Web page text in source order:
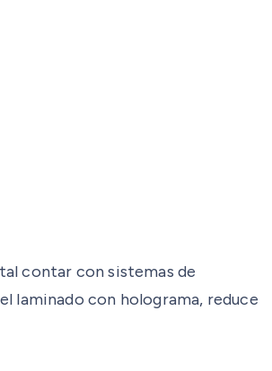
contar con sistemas de
laminado con holograma, reduce